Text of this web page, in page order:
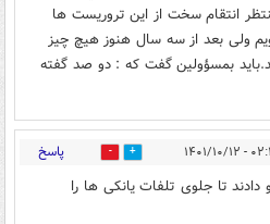
انتقام سخت از اين تروريست ها
ولى بعد از سه سال هنوز هيچ چيز
بمسؤولين گفت كه : دو صد گفته
۱۰/۱۲ 10 پاسخ
تا جلوی تلفات یانکی ها را